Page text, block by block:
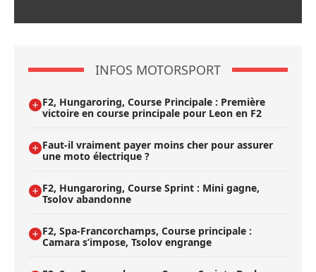
INFOS MOTORSPORT
F2, Hungaroring, Course Principale : Première
victoire en course principale pour Leon en F2
Faut-il vraiment payer moins cher pour assurer
une moto électrique ?
F2, Hungaroring, Course Sprint : Mini gagne,
Tsolov abandonne
F2, Spa-Francorchamps, Course principale :
Camara s’impose, Tsolov engrange